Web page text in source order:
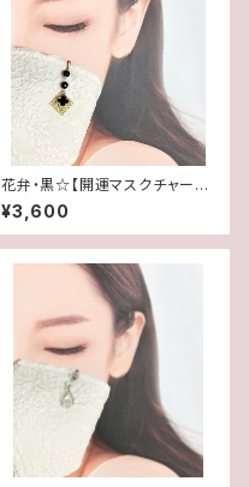
花弁・黒☆【開運マスクチャーム
＆ペンダントトップ】「オニキス」
＊初回チョーカー付き
¥3,600